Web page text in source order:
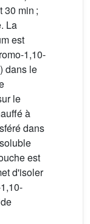
30 min ;
La
est
1,10-
dans le
le
à
dans
est
d'isoler